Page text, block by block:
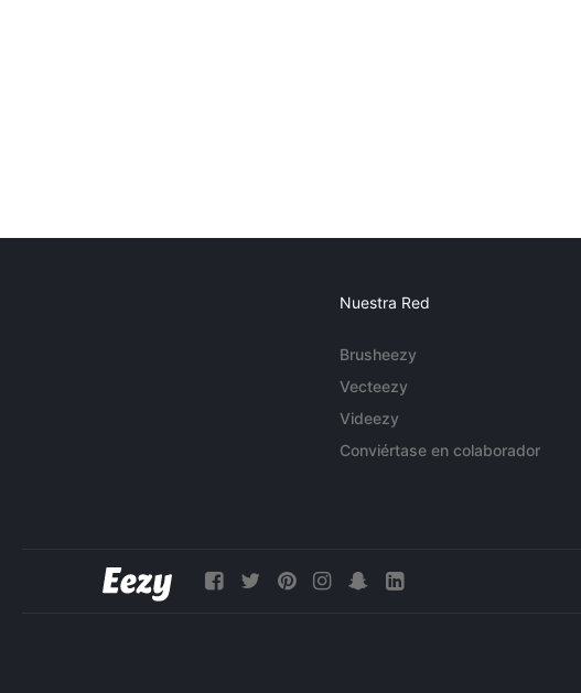
Nuestra Red
Brusheezy
Vecteezy
Videezy
Conviértase en colaborador